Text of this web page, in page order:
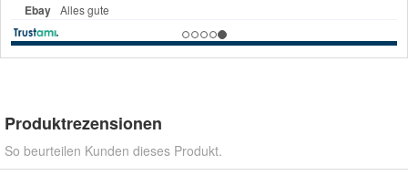
Produktrezensionen
So beurteilen Kunden dieses Produkt.